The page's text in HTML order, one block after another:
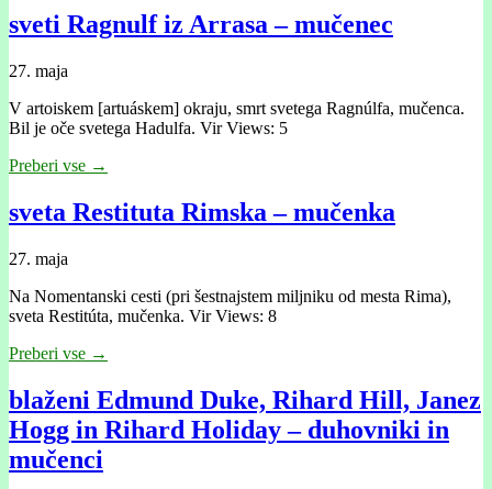
sveti Ragnulf iz Arrasa – mučenec
27. maja
V artoiskem [artuáskem] okraju, smrt svetega Ragnúlfa, mučenca.
Bil je oče svetega Hadulfa. Vir Views: 5
Preberi vse →
sveta Restituta Rimska – mučenka
27. maja
Na Nomentanski cesti (pri šestnajstem miljniku od mesta Rima),
sveta Restitúta, mučenka. Vir Views: 8
Preberi vse →
blaženi Edmund Duke, Rihard Hill, Janez
Hogg in Rihard Holiday – duhovniki in
mučenci